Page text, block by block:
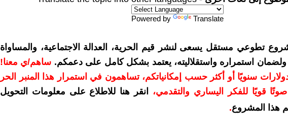
Powered by Translate
تطوعي مستقل يسعى لنشر قيم الحرية، العدالة الاجتماعية، والمساواة
ولضمان استمراره واستقلاليته، يعتمد بشكل كامل على دعمكم. ساهم/ي معنا!
بمبلغ 10 دولارات سنويًا أو أكثر حسب إمكانياتكم، تساهمون في استمرار هذا المنبر الحر
قويًا للفكر اليساري والتقدمي،
انقر هنا للاطلاع على معلومات التحويل
هذا المشروع.